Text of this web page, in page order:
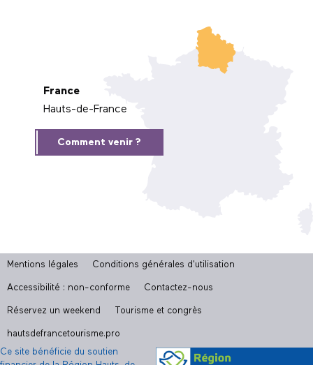
France
Hauts-de-France
Comment venir ?
Mentions légales Conditions générales d'utilisation
Accessibilité : non-conforme Contactez-nous
Réservez un weekend Tourisme et congrès
hautsdefrancetourisme.pro
Ce site bénéficie du soutien